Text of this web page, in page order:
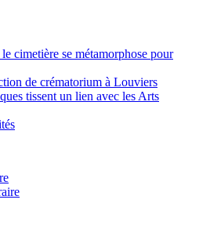
cimetière se métamorphose pour
de crématorium à Louviers
tissent un lien avec les Arts